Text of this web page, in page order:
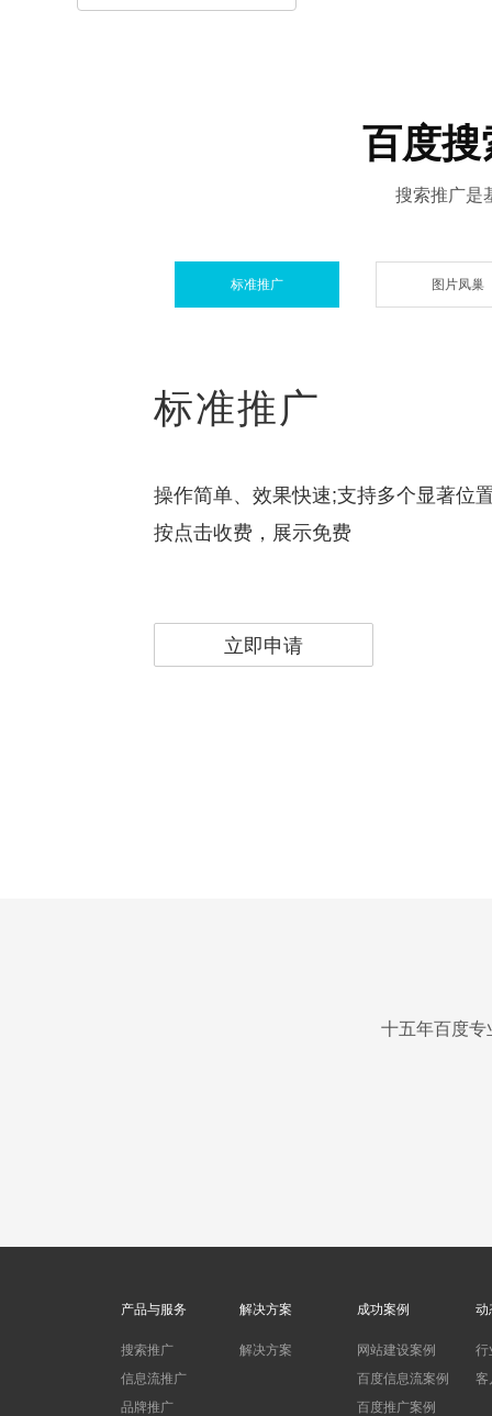
百度搜
搜索推广是
标准推广 图片凤巢
标准推广
操作简单、效果快速;支持多个显著位
按点击收费，展示免费
立即申请
十五年百度专
产品与服务
搜索推广
信息流推广
品牌推广
解决方案
解决方案
成功案例
网站建设案例
百度信息流案例
百度推广案例
动
行
客